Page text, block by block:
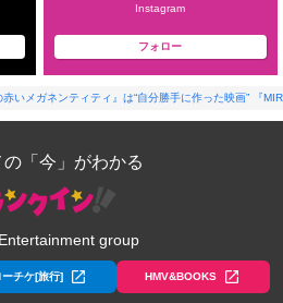
Instagram
フォロー
赤いメガネンティティ』は“自分勝手に作った映画” 『
の「今」がわかる
group
ーチケ[旅行] HMV&BOOKS